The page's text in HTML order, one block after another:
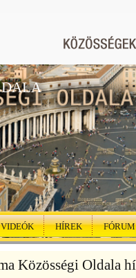
VIDEÓK HÍREK FÓRUM
Közösségi Oldala